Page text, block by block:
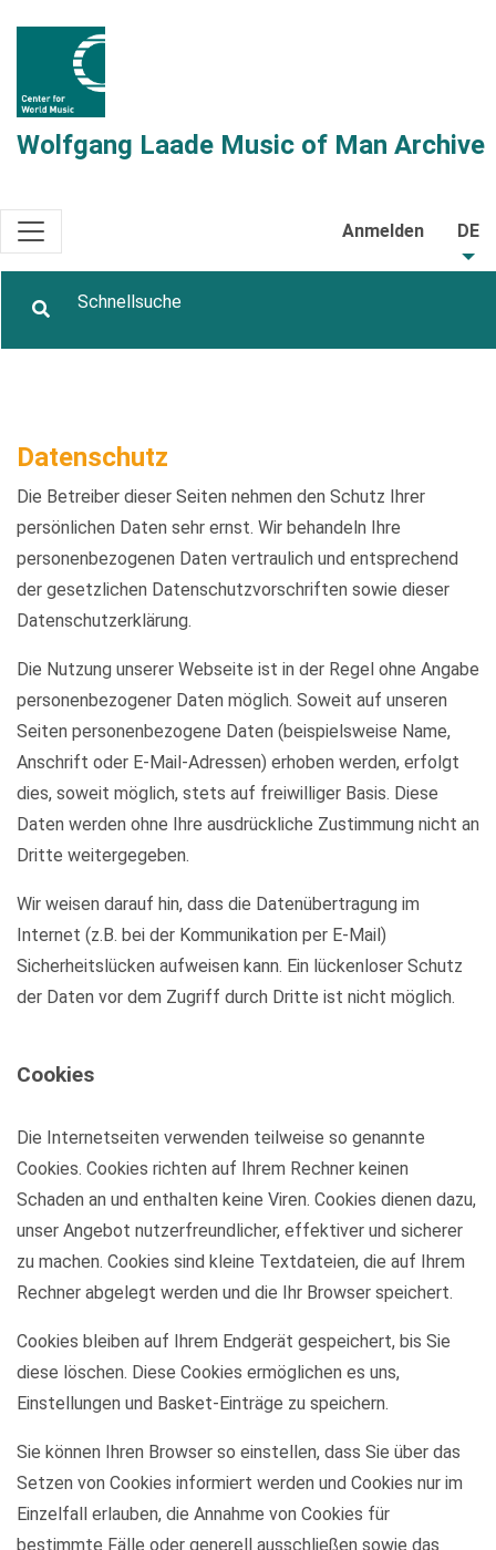
Wolfgang Laade Music of Man Archive
Anmelden DE
Datenschutz
Die Betreiber dieser Seiten nehmen den Schutz Ihrer
persönlichen Daten sehr ernst. Wir behandeln Ihre
personenbezogenen Daten vertraulich und entsprechend
der gesetzlichen Datenschutzvorschriften sowie dieser
Datenschutzerklärung.
Die Nutzung unserer Webseite ist in der Regel ohne Angabe
personenbezogener Daten möglich. Soweit auf unseren
Seiten personenbezogene Daten (beispielsweise Name,
Anschrift oder E-Mail-Adressen) erhoben werden, erfolgt
dies, soweit möglich, stets auf freiwilliger Basis. Diese
Daten werden ohne Ihre ausdrückliche Zustimmung nicht an
Dritte weitergegeben.
Wir weisen darauf hin, dass die Datenübertragung im
Internet (z.B. bei der Kommunikation per E-Mail)
Sicherheitslücken aufweisen kann. Ein lückenloser Schutz
der Daten vor dem Zugriff durch Dritte ist nicht möglich.
Cookies
Die Internetseiten verwenden teilweise so genannte
Cookies. Cookies richten auf Ihrem Rechner keinen
Schaden an und enthalten keine Viren. Cookies dienen dazu,
unser Angebot nutzerfreundlicher, effektiver und sicherer
zu machen. Cookies sind kleine Textdateien, die auf Ihrem
Rechner abgelegt werden und die Ihr Browser speichert.
Cookies bleiben auf Ihrem Endgerät gespeichert, bis Sie
diese löschen. Diese Cookies ermöglichen es uns,
Einstellungen und Basket-Einträge zu speichern.
Sie können Ihren Browser so einstellen, dass Sie über das
Setzen von Cookies informiert werden und Cookies nur im
Einzelfall erlauben, die Annahme von Cookies für
bestimmte Fälle oder generell ausschließen sowie das